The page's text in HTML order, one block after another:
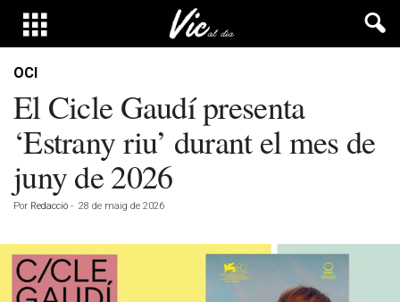
OCI
El Cicle Gaudí presenta
‘Estrany riu’ durant el mes de
juny de 2026
Por Redacció - 28 de maig de 2026